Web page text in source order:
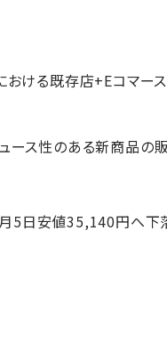
おける既存店+Eコマー
ース性のある新商品の
5日安値35,140円へ下